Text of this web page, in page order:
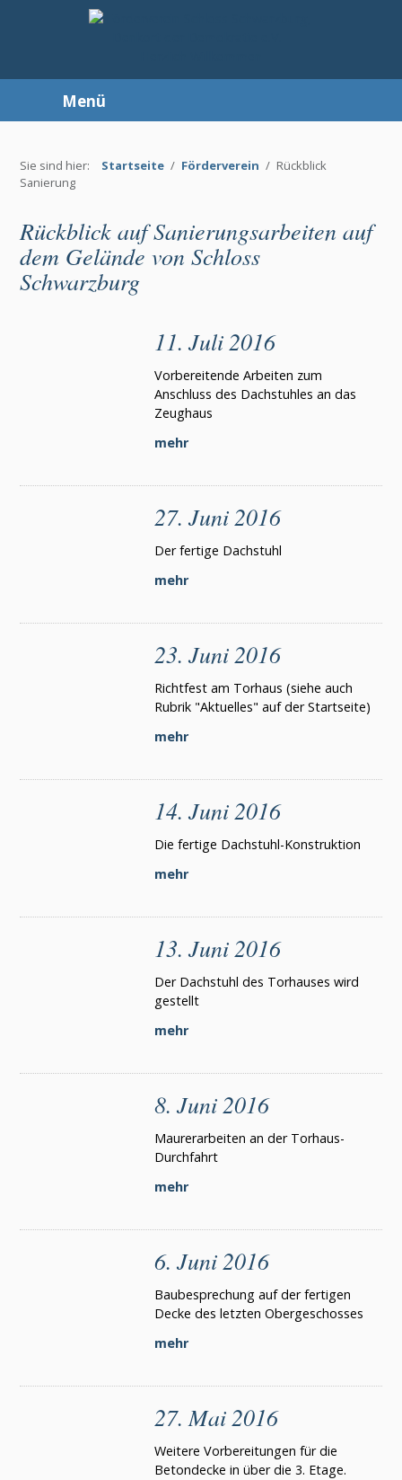
Menü
Sie sind hier: Startseite / Förderverein / Rückblick
Sanierung
Rückblick auf Sanierungsarbeiten auf
dem Gelände von Schloss
Schwarzburg
11. Juli 2016
Vorbereitende Arbeiten zum
Anschluss des Dachstuhles an das
Zeughaus
mehr
27. Juni 2016
Der fertige Dachstuhl
mehr
23. Juni 2016
Richtfest am Torhaus (siehe auch
Rubrik "Aktuelles" auf der Startseite)
mehr
14. Juni 2016
Die fertige Dachstuhl-Konstruktion
mehr
13. Juni 2016
Der Dachstuhl des Torhauses wird
gestellt
mehr
8. Juni 2016
Maurerarbeiten an der Torhaus-
Durchfahrt
mehr
6. Juni 2016
Baubesprechung auf der fertigen
Decke des letzten Obergeschosses
mehr
27. Mai 2016
Weitere Vorbereitungen für die
Betondecke in über die 3. Etage.